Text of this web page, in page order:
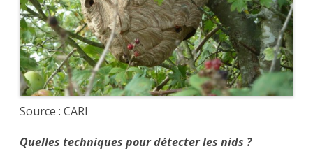
Source : CARI
Quelles techniques pour détecter les nids ?